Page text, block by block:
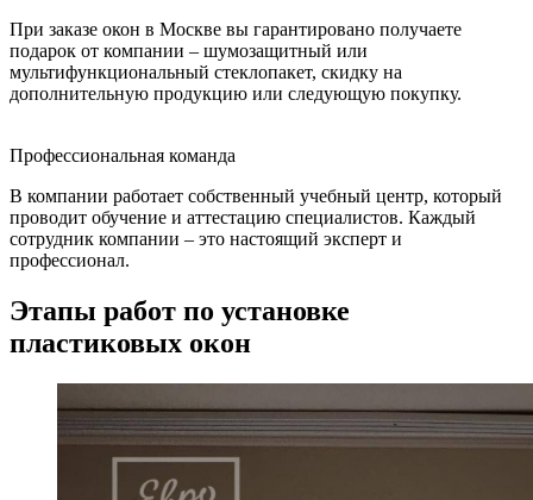
При заказе окон в Москве вы гарантировано получаете
подарок от компании – шумозащитный или
мультифункциональный стеклопакет, скидку на
дополнительную продукцию или следующую покупку.
Профессиональная команда
В компании работает собственный учебный центр, который
проводит обучение и аттестацию специалистов. Каждый
сотрудник компании – это настоящий эксперт и
профессионал.
Этапы работ по установке
пластиковых окон